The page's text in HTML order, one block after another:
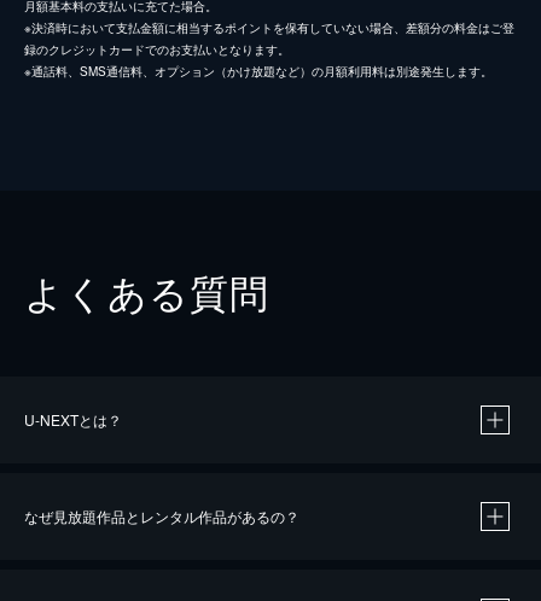
月額基本料の支払いに充てた場合。
※決済時において支払金額に相当するポイントを保有していない場合、差額分の料金はご登
録のクレジットカードでのお支払いとなります。
※通話料、SMS通信料、オプション（かけ放題など）の月額利用料は別途発生します。
よくある質問
U-NEXTとは？
なぜ見放題作品とレンタル作品があるの？